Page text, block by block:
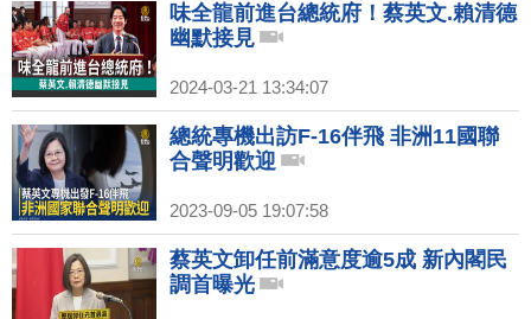
味全龍前進台總統府！蔡英文.賴清德
幽默接見
2024-03-21 13:34:07
總統專機出訪F-16伴飛 非洲11國聯
合聲明歡迎
2023-09-05 19:07:58
蔡英文卸任前滿意度逾5成 新內閣民
調首曝光